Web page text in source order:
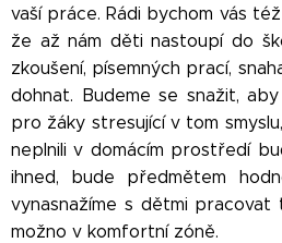
vaší práce. Rádi bychom vás
že až nám děti nastoupí do
zkoušení, písemných prací,
dohnat. Budeme se snažit,
pro žáky stresující v tom
neplnili v domácím prostředí
ihned, bude předmětem
vynasnažíme s dětmi
možno v komfortní zóně.